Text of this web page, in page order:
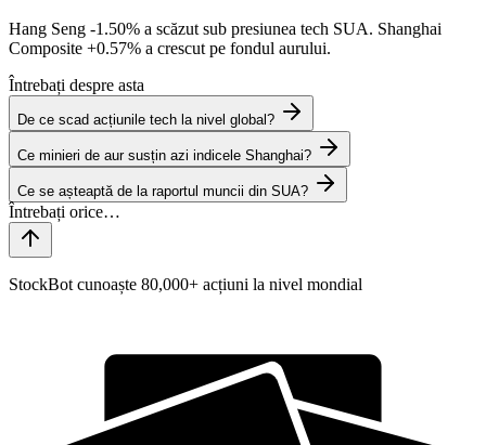
Hang Seng -1.50% a scăzut sub presiunea tech SUA. Shanghai
Composite +0.57% a crescut pe fondul aurului.
Întrebați despre asta
De ce scad acțiunile tech la nivel global?
Ce minieri de aur susțin azi indicele Shanghai?
Ce se așteaptă de la raportul muncii din SUA?
StockBot cunoaște 80,000+ acțiuni la nivel mondial